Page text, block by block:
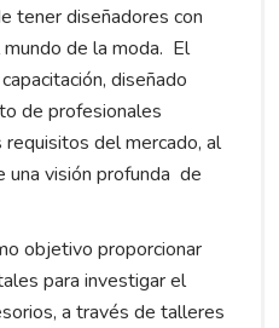
tener diseñadores con
de la moda. El
diseñado
de profesionales
del mercado, al
una visión profunda de
objetivo proporcionar
para investigar el
a través de talleres